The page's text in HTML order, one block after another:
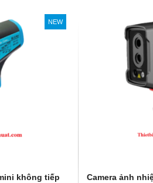
NEW
không tiếp
Camera ảnh